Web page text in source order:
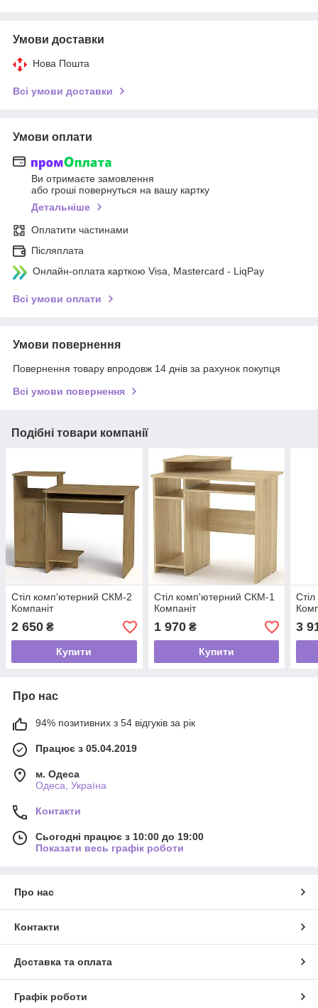
Умови доставки
Нова Пошта
Всі умови доставки
Умови оплати
Ви отримаєте замовлення
або гроші повернуться на вашу картку
Детальніше
Оплатити частинами
Післяплата
Онлайн-оплата карткою Visa, Mastercard - LiqPay
Всі умови оплати
Умови повернення
Повернення товару впродовж 14 днів за рахунок покупця
Всі умови повернення
Подібні товари компанії
Стіл комп'ютерний СКМ-2
Компаніт
2 650 ₴
Купити
Стіл комп'ютерний СКМ-1
Компаніт
1 970₴
Купити
3
Про нас
94% позитивних з 54 відгуків за рік
Працює з 05.04.2019
м. Одеса
Одеса, Україна
Контакти
Сьогодні працює з 10:00 до 19:00
Показати весь графік роботи
Про нас
Контакти
Доставка та оплата
Графік роботи